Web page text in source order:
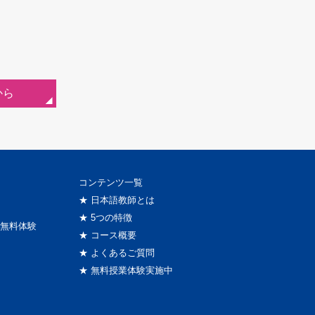
料体験
コンテンツ一覧
★ 日本語教師とは
★ 5つの特徴
★ コース概要
★ よくあるご質問
★ 無料授業体験実施中